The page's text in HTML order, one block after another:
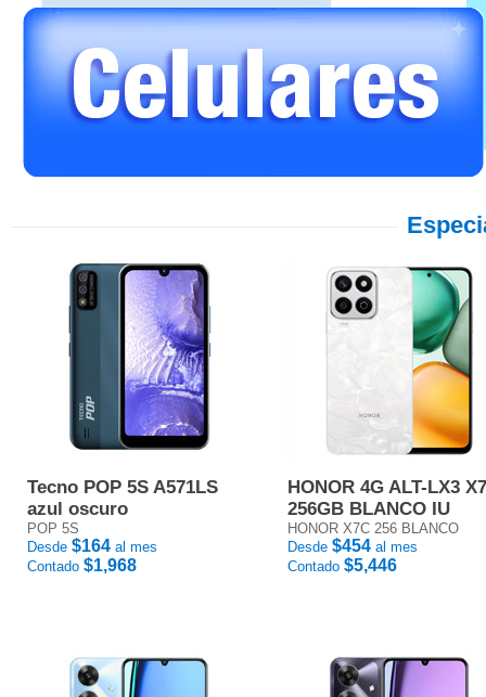
Tecno POP 5S A571LS
azul oscuro
POP 5S
Desde $164 al mes
Contado $1,968
HONOR 4G ALT-LX3
256GB BLANCO IU
HONOR X7C 256 BLANCO
Desde $454 al mes
Contado $5,446